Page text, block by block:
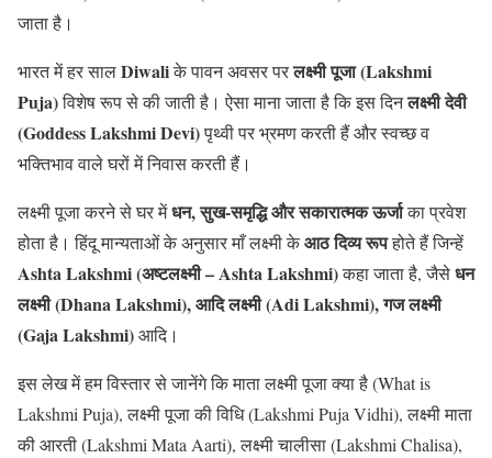
जाता है।
भारत में हर सालDiwaliके पावन अवसर परलक्ष्मी पूजा (Lakshmi
Puja)विशेष रूप से की जाती है। ऐसा माना जाता है कि इस दिनलक्ष्मी देवी
(Goddess Lakshmi Devi)पृथ्वी पर भ्रमण करती हैं और स्वच्छ व
भक्तिभाव वाले घरों में निवास करती हैं।
लक्ष्मी पूजा करने से घर मेंधन, सुख-समृद्धि और सकारात्मक ऊर्जाका प्रवेश
होता है। हिंदू मान्यताओं के अनुसार माँ लक्ष्मी केआठ दिव्य रूपहोते हैं जिन्हें
Ashta Lakshmi (अष्टलक्ष्मी – Ashta Lakshmi)कहा जाता है, जैसेधन
लक्ष्मी (Dhana Lakshmi), आदि लक्ष्मी (Adi Lakshmi), गज लक्ष्मी
(Gaja Lakshmi)आदि।
इस लेख में हम विस्तार से जानेंगे कि माता लक्ष्मी पूजा क्या है (What is
Lakshmi Puja), लक्ष्मी पूजा की विधि (Lakshmi Puja Vidhi), लक्ष्मी माता
की आरती (Lakshmi Mata Aarti), लक्ष्मी चालीसा (Lakshmi Chalisa),